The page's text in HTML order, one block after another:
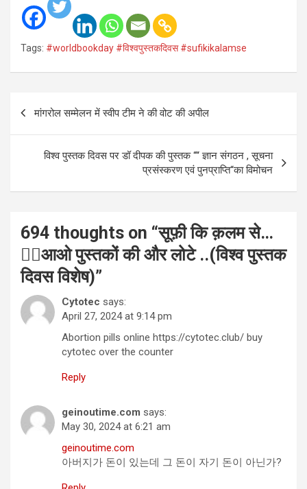
Tags: #worldbookday #विश्वपुस्तकदिवस #sufikikalamse
मांगरोल सम्मेलन में स्वीप टीम ने की वोट की अपील
विश्व पुस्तक दिवस पर डॉ दीपक की पुस्तक ““ ज्ञान संगठन , सूचना
प्रसंस्करण एवं पुनप्राप्ति“का विमोचन
694 thoughts on “सूफ़ी कि क़लम से…
✍🏻आओ पुस्तकों की और लोटे ..(विश्व पुस्तक
दिवस विशेष)”
Cytotec says:
April 27, 2024 at 9:14 pm
Abortion pills online https://cytotec.club/ buy
cytotec over the counter
Reply
geinoutime.com says:
May 30, 2024 at 6:21 am
geinoutime.com
아버지가 돈이 있는데 그 돈이 자기 돈이 아닌가?